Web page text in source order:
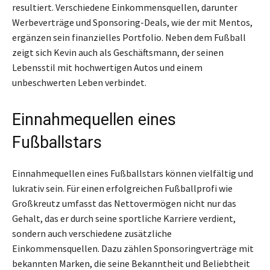
resultiert. Verschiedene Einkommensquellen, darunter
Werbeverträge und Sponsoring-Deals, wie der mit Mentos,
ergänzen sein finanzielles Portfolio. Neben dem Fußball
zeigt sich Kevin auch als Geschäftsmann, der seinen
Lebensstil mit hochwertigen Autos und einem
unbeschwerten Leben verbindet.
Einnahmequellen eines
Fußballstars
Einnahmequellen eines Fußballstars können vielfältig und
lukrativ sein. Für einen erfolgreichen Fußballprofi wie
Großkreutz umfasst das Nettovermögen nicht nur das
Gehalt, das er durch seine sportliche Karriere verdient,
sondern auch verschiedene zusätzliche
Einkommensquellen. Dazu zählen Sponsoringverträge mit
bekannten Marken, die seine Bekanntheit und Beliebtheit